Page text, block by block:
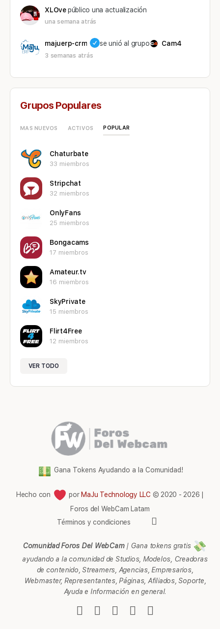
XLOvepúblico una actualización
una semana atrás
majuerp-crm se unió al grupo Cam4
3 semanas atrás
Grupos Populares
MAS NUEVOS ACTIVOS POPULAR
Chaturbate
33 miembros
Stripchat
32 miembros
OnlyFans
25 miembros
Bongacams
17 miembros
Amateur.tv
16 miembros
SkyPrivate
15 miembros
Flirt4Free
12 miembros
VER TODO
Gana Tokens Ayudando a la Comunidad!
Hecho con por MaJu Technology LLC © 2020 - 2026 |
Foros del WebCam Latam
Términos y condiciones
Comunidad Foros Del WebCam| Gana tokens gratis
ayudando a la comunidad de Studios, Modelos, Creadoras
de contenido, Streamers, Agencias, Empresarios,
Webmaster, Representantes, Páginas, Afiliados, Soporte,
Ayuda e Información en general.